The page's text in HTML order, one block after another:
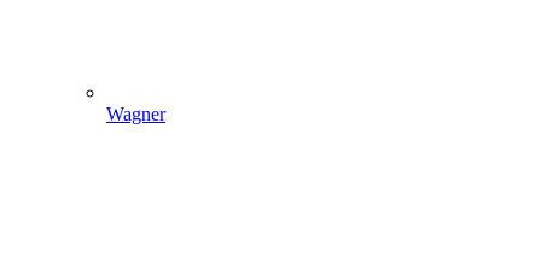
Wagner